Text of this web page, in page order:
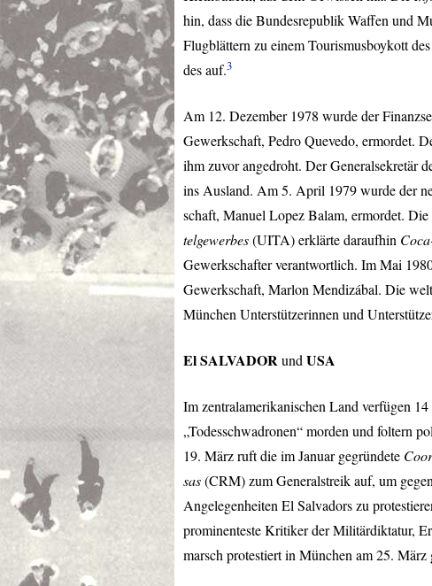
hin, dass die Bundesrepublik Waffen und
Flugblättern zu einem Tourismusboykott
des auf.3
Am 12. Dezember 1978 wurde der
Gewerkschaft, Pedro Quevedo, ermordet.
ihm zuvor angedroht. Der Generalsekretär
ins Ausland. Am 5. April 1979 wurde der
schaft, Manuel Lopez Balam, ermordet. Die
telgewerbes(UITA) erklärte daraufhin
Gewerkschafter verantwortlich. Im Mai
Gewerkschaft, Marlon Mendizábal. Die
München Unterstützerinnen und
ElSALVADORund USA
Im zentralamerikanischen Land verfügen
„Todesschwadronen“ morden und foltern
19. März ruft die im Januar gegründete
sas(CRM) zum Generalstreik auf, um
Angelegenheiten El Salvadors zu
prominenteste Kritiker der Militärdiktatur,
marsch protestiert in München am 25. März